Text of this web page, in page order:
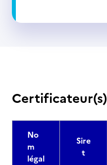
Certificateur(s)
No
m
légal
Sire
t